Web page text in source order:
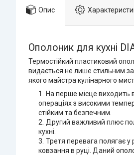
Опис
Ополоник для кухні
Термостійкий пластиковий
видається не лише стильним
якого майстра кулінарного
На перше місце виходить
операціях з високими
стійким та безпечним.
Другий важливий плюс
кухні.
Третя перевага полягає у
ковзання в руці. Даний